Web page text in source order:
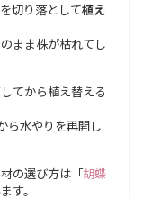
切り落として植え
まま株が枯れてし
てから植え替える
ら水やりを再開し
の選び方は「胡蝶
す。